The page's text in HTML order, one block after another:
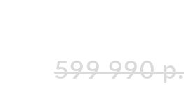
599 990р.